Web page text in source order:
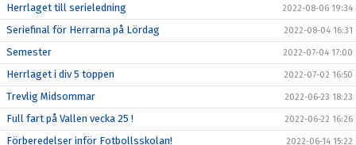
Herrlaget till serieledning 2022-08-06 19:34
Seriefinal för Herrarna på Lördag 2022-08-04 16:31
Semester 2022-07-04 17:00
Herrlaget i div 5 toppen 2022-07-02 16:50
Trevlig Midsommar 2022-06-23 18:23
Full fart på Vallen vecka 25 ! 2022-06-22 16:26
Förberedelser inför Fotbollsskolan! 2022-06-14 15:22